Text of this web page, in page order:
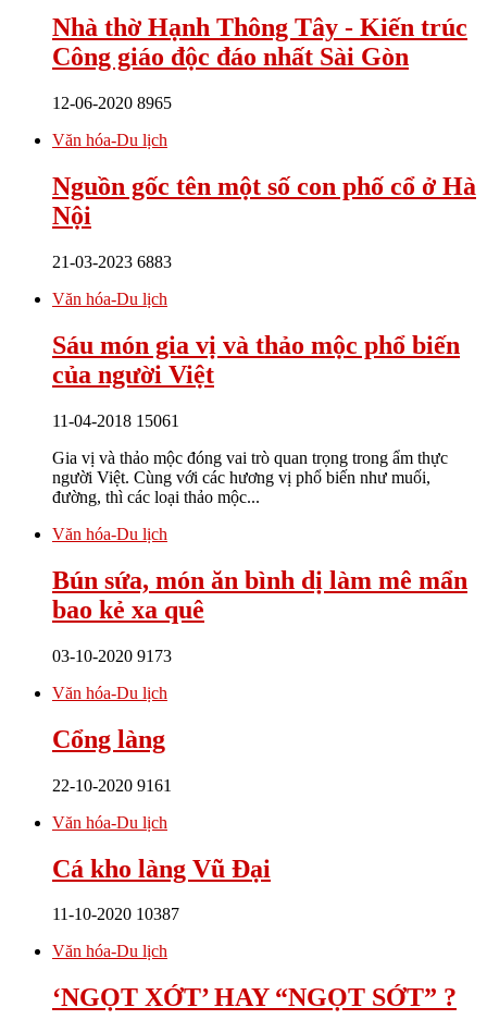
Nhà thờ Hạnh Thông Tây - Kiến trúc
Công giáo độc đáo nhất Sài Gòn
12-06-2020 8965
Văn hóa-Du lịch
Nguồn gốc tên một số con phố cổ ở Hà
Nội
21-03-2023 6883
Văn hóa-Du lịch
Sáu món gia vị và thảo mộc phổ biến
của người Việt
11-04-2018 15061
Gia vị và thảo mộc đóng vai trò quan trọng trong ẩm thực
người Việt. Cùng với các hương vị phổ biến như muối,
đường, thì các loại thảo mộc...
Văn hóa-Du lịch
Bún sứa, món ăn bình dị làm mê mẩn
bao kẻ xa quê
03-10-2020 9173
Văn hóa-Du lịch
Cổng làng
22-10-2020 9161
Văn hóa-Du lịch
Cá kho làng Vũ Đại
11-10-2020 10387
Văn hóa-Du lịch
‘NGỌT XỚT’ HAY “NGỌT SỚT” ?